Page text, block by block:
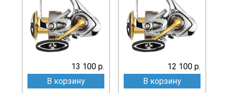
13 100 р.
В корзину
12 100 р.
В корзину